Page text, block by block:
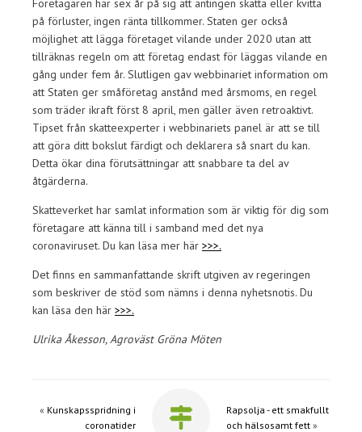
Företagaren har sex år på sig att antingen skatta eller kvitta
på förluster, ingen ränta tillkommer. Staten ger också
möjlighet att lägga företaget vilande under 2020 utan att
tillräknas regeln om att företag endast för läggas vilande en
gång under fem år. Slutligen gav webbinariet information om
att Staten ger småföretag anstånd med årsmoms, en regel
som träder ikraft först 8 april, men gäller även retroaktivt.
Tipset från skatteexperter i webbinariets panel är att se till
att göra ditt bokslut färdigt och deklarera så snart du kan.
Detta ökar dina förutsättningar att snabbare ta del av
åtgärderna.
Skatteverket har samlat information som är viktig för dig som
företagare att känna till i samband med det nya
coronaviruset. Du kan läsa mer här >>>.
Det finns en sammanfattande skrift utgiven av regeringen
som beskriver de stöd som nämns i denna nyhetsnotis. Du
kan läsa den här >>>.
Ulrika Åkesson, Agroväst Gröna Möten
« Kunskapsspridning i
coronatider
Rapsolja - ett smakfullt
och hälsosamt fett »